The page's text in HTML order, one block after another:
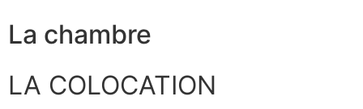
La chambre
LA COLOCATION